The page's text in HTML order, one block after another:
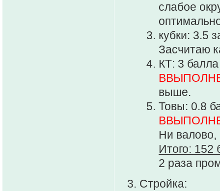
слабое
кубки: 3.5
Засчитаю
КТ: 3
выше.
Товы: 0.8
Ни валово,
Итого: 152
2 раза
Стройка: